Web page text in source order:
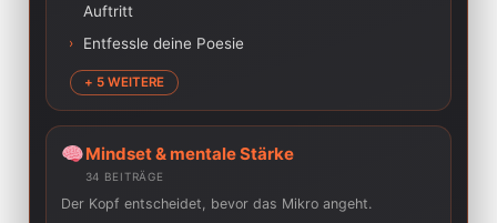
Auftritt
› Entfessle deine Poesie
+ 5 WEITERE
Mindset & mentale Stärke
34 BEITRÄGE
Der Kopf entscheidet, bevor das Mikro angeht.